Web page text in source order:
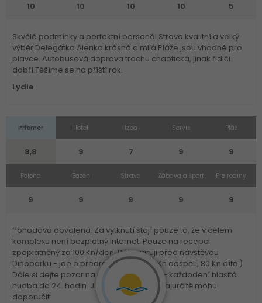
10 10 10 10 5
Skvělé podmínky a perfektní personál.Strava kvalitní a velký
výběr.Delegátka Alenka krásná a milá.Pláže jsou vhodné pro
plavce. Autobusová doprava trochu chaotická, jinak řidiči
dobří.Těšíme se na příští rok.
Lydie
Priemer
8,8
Hotel
9
Izba
7
Servis
9
Pláž
9
Poloha
9
Bazén
9
Strava
9
Zábava a šport
9
Pre rodiny
9
Pohodová dovolená. Za vytknutí stojí pouze to, že v celém
komplexu není bezplatný internet. Pouze na recepci
zpoplatněný za 100 Kn/den. Dále varuji před návštěvou
Dinoparku - jde o předražené nic ( 100Kn dospělí, 80 Kn dítě )
Dále si dejte pozor na pokoje u bazénu - každodení hlasitá
hudba do 24. hodin. Jinak vše v pohodě a určitě mohu
doporučit